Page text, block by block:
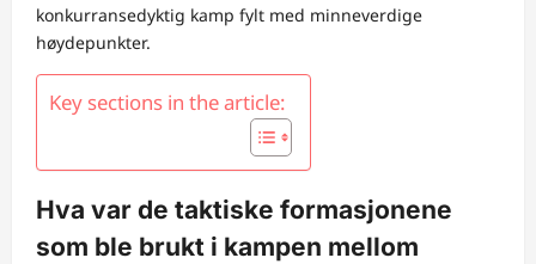
konkurransedyktig kamp fylt med minneverdige
høydepunkter.
Key sections in the article:
Hva var de taktiske formasjonene
som ble brukt i kampen mellom